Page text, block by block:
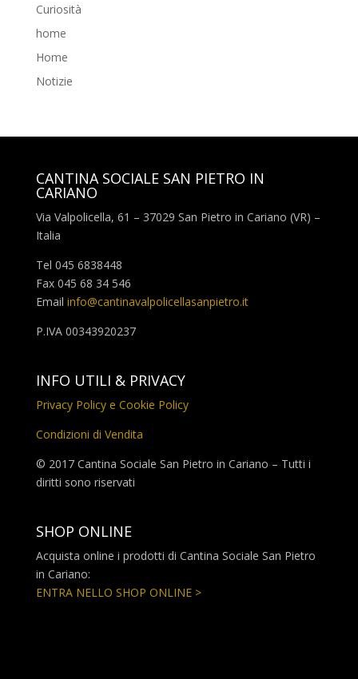
Curiosità
home
Home
Notizie
CANTINA SOCIALE SAN PIETRO IN
CARIANO
Via Valpolicella, 61 – 37029 San Pietro in Cariano (VR) –
Italia
Tel 045 6838448
Fax 045 68 34 546
Email info@cantinavalpolicellasanpietro.it
P.IVA 00343920237
INFO UTILI & PRIVACY
Privacy Policy e Cookie Policy
Condizioni di Vendita
© 2017 Cantina Sociale San Pietro in Cariano – Tutti i
diritti sono riservati
SHOP ONLINE
Acquista online i prodotti di Cantina Sociale San Pietro
in Cariano:
ENTRA NELLO SHOP ONLINE >